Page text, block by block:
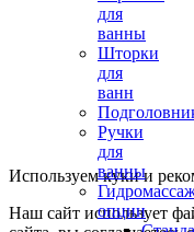
для
ванны
Шторки
для
ванн
Ручки
для
ванны
опции
Используем куки и
Наш сайт использует